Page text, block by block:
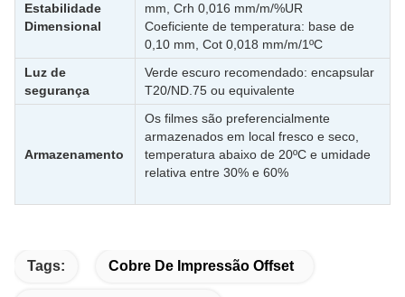
Estabilidade
Dimensional
mm, Crh 0,016 mm/m/%UR
Coeficiente de temperatura: base de
0,10 mm, Cot 0,018 mm/m/1ºC
Luz de
segurança
Verde escuro recomendado: encapsular
T20/ND.75 ou equivalente
Armazenamento
Os filmes são preferencialmente
armazenados em local fresco e seco,
temperatura abaixo de 20ºC e umidade
relativa entre 30% e 60%
Tags: Cobre De Impressão Offset